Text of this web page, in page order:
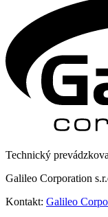
Technický
Galileo Corporation
Kontakt: Galileo